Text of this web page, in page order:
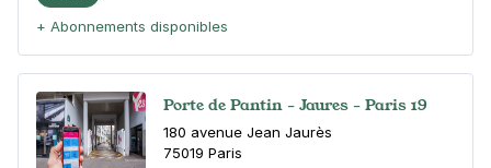
+ Abonnements disponibles
Porte de Pantin - Jaures - Paris 19
180 avenue Jean Jaurès
75019 Paris